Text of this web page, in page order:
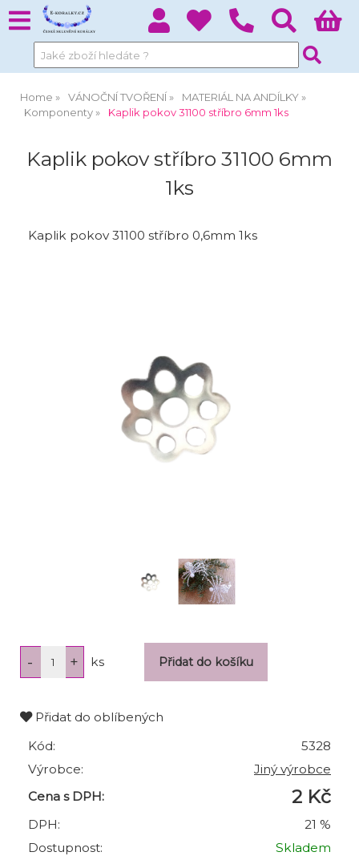
Home VÁNOČNÍ TVOŘENÍ
MATERIÁL NA ANDÍLKY
Komponenty
Kaplik pokov 31100 stříbro 6mm 1ks
Kaplik pokov stříbro 31100 6mm
1ks
Kaplik pokov 31100 stříbro 0,6mm 1ks
ks
Přidat do oblíbených
Kód:
5328
Výrobce:
Jiný výrobce
Cena s DPH:
2 Kč
DPH:
21 %
Dostupnost:
Skladem